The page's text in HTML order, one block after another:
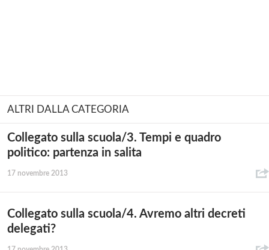
ALTRI DALLA CATEGORIA
Collegato sulla scuola/3. Tempi e quadro
politico: partenza in salita
17 novembre 2013
Collegato sulla scuola/4. Avremo altri decreti
delegati?